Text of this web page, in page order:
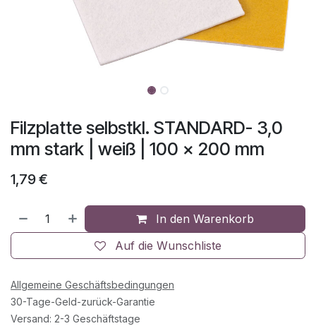
Filzplatte selbstkl. STANDARD- 3,0
mm stark | weiß | 100 x 200 mm
1,79€
In den Warenkorb
Auf die Wunschliste
Allgemeine Geschäftsbedingungen
30-Tage-Geld-zurück-Garantie
Versand: 2-3 Geschäftstage